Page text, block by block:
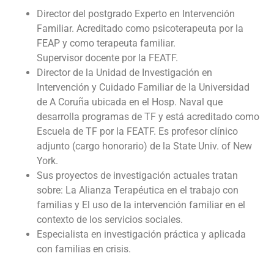
Director del postgrado Experto en Intervención
Familiar. Acreditado como psicoterapeuta por la
FEAP y como terapeuta familiar.
Supervisor docente por la FEATF.
Director de la Unidad de Investigación en
Intervención y Cuidado Familiar de la Universidad
de A Coruña ubicada en el Hosp. Naval que
desarrolla programas de TF y está acreditado como
Escuela de TF por la FEATF. Es profesor clínico
adjunto (cargo honorario) de la State Univ. of New
York.
Sus proyectos de investigación actuales tratan
sobre: La Alianza Terapéutica en el trabajo con
familias y El uso de la intervención familiar en el
contexto de los servicios sociales.
Especialista en investigación práctica y aplicada
con familias en crisis.